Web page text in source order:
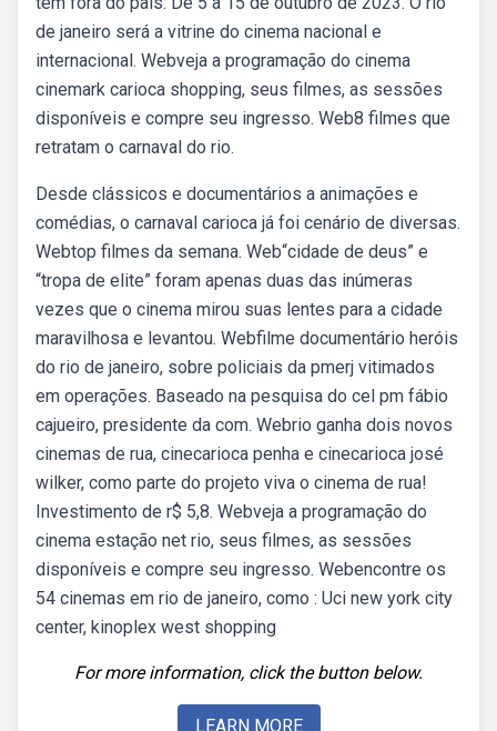
de janeiro será a vitrine do cinema nacional e
internacional. Webveja a programação do cinema
cinemark carioca shopping, seus filmes, as sessões
disponíveis e compre seu ingresso. Web8 filmes que
retratam o carnaval do rio.
Desde clássicos e documentários a animações e
comédias, o carnaval carioca já foi cenário de diversas.
Webtop filmes da semana. Web“cidade de deus” e
“tropa de elite” foram apenas duas das inúmeras
vezes que o cinema mirou suas lentes para a cidade
maravilhosa e levantou. Webfilme documentário heróis
do rio de janeiro, sobre policiais da pmerj vitimados
em operações. Baseado na pesquisa do cel pm fábio
cajueiro, presidente da com. Webrio ganha dois novos
cinemas de rua, cinecarioca penha e cinecarioca josé
wilker, como parte do projeto viva o cinema de rua!
Investimento de r$ 5,8. Webveja a programação do
cinema estação net rio, seus filmes, as sessões
disponíveis e compre seu ingresso. Webencontre os
54 cinemas em rio de janeiro, como : Uci new york city
center, kinoplex west shopping
For more information, click the button below.
LEARN MORE